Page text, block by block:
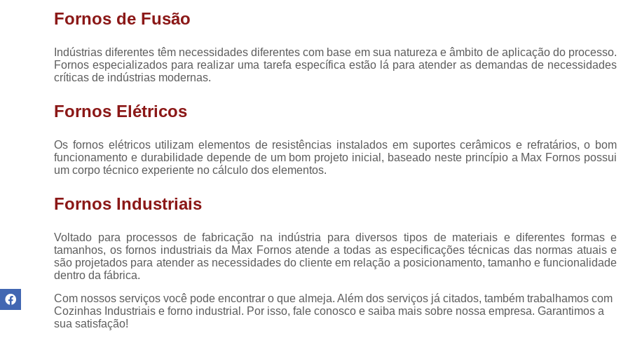
de painéis
elétricos
Reparo de
fornos
Resistências
para fornos
industriais
Forno para
Forno Basculante de Resistência
Forno
Forno Basculante
Forno
Forno para Derreter Aluminio Eletrico
Forno Industrial para Fundir Alumínio
Forno para Fundir Peças de Alumínio
Fornos de Fusão
Indústrias diferentes têm necessidades diferentes com base em sua natureza e âmbito de aplicação do processo.
Fornos especializados para realizar uma tarefa específica estão lá para atender as demandas de necessidades
críticas de indústrias modernas.
Fornos Elétricos
Os fornos elétricos utilizam elementos de resistências instalados em suportes cerâmicos e refratários, o bom
funcionamento e durabilidade depende de um bom projeto inicial, baseado neste princípio a Max Fornos possui
um corpo técnico experiente no cálculo dos elementos.
Fornos Industriais
Voltado para processos de fabricação na indústria para diversos tipos de materiais e diferentes formas e
tamanhos, os fornos industriais da Max Fornos atende a todas as especificações técnicas das normas atuais e
são projetados para atender as necessidades do cliente em relação a posicionamento, tamanho e funcionalidade
dentro da fábrica.
Com nossos serviços você pode encontrar o que almeja. Além dos serviços já citados, também trabalhamos com
Cozinhas Industriais e forno industrial. Por isso, fale conosco e saiba mais sobre nossa empresa. Garantimos a
sua satisfação!